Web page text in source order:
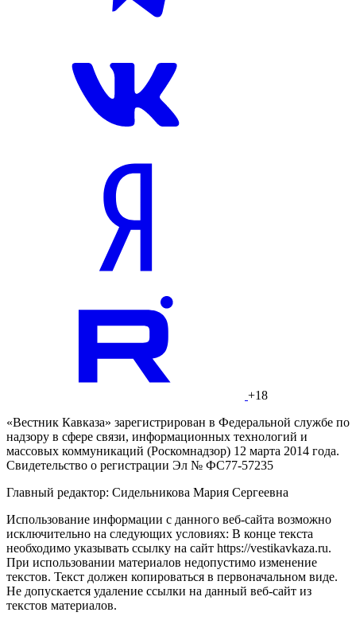
+18
«Вестник Кавказа» зарегистрирован в Федеральной службе по
надзору в сфере связи, информационных технологий и
массовых коммуникаций (Роскомнадзор) 12 марта 2014 года.
Свидетельство о регистрации Эл № ФС77-57235
Главный редактор: Сидельникова Мария Сергеевна
Использование информации с данного веб-сайта возможно
исключительно на следующих условиях: В конце текста
необходимо указывать ссылку на сайт https://vestikavkaza.ru.
При использовании материалов недопустимо изменение
текстов. Текст должен копироваться в первоначальном виде.
Не допускается удаление ссылки на данный веб-сайт из
текстов материалов.